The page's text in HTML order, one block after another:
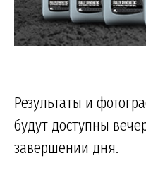
Результаты и
будут доступны
завершении дня.